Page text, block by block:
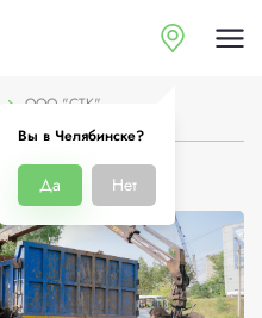
Вы в Челябинске?
Да Нет
ООО "СТК"
О компании